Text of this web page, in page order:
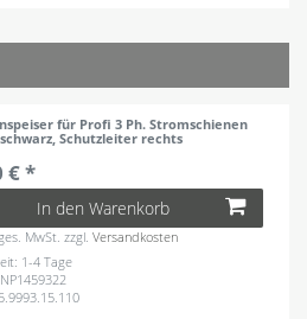
für Profi 3 Ph. Stromschienen
schwarz, Schutzleiter rechts
€ *
In den Warenkorb
MwSt. zzgl.Versandkosten
1-4 Tage